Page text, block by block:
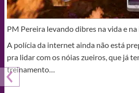
PM Pereira levando dibres na vida e
A polícia da internet ainda não está
pra lidar com os nóias zueiros, que já
treinamento…